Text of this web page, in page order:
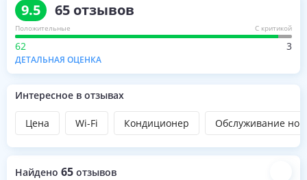
9.5 65 отзывов
Положительные С критикой
62 3
ДЕТАЛЬНАЯ ОЦЕНКА
Интересное в отзывах
Цена Wi-Fi Кондиционер Обслуживание
Найдено 65 отзывов